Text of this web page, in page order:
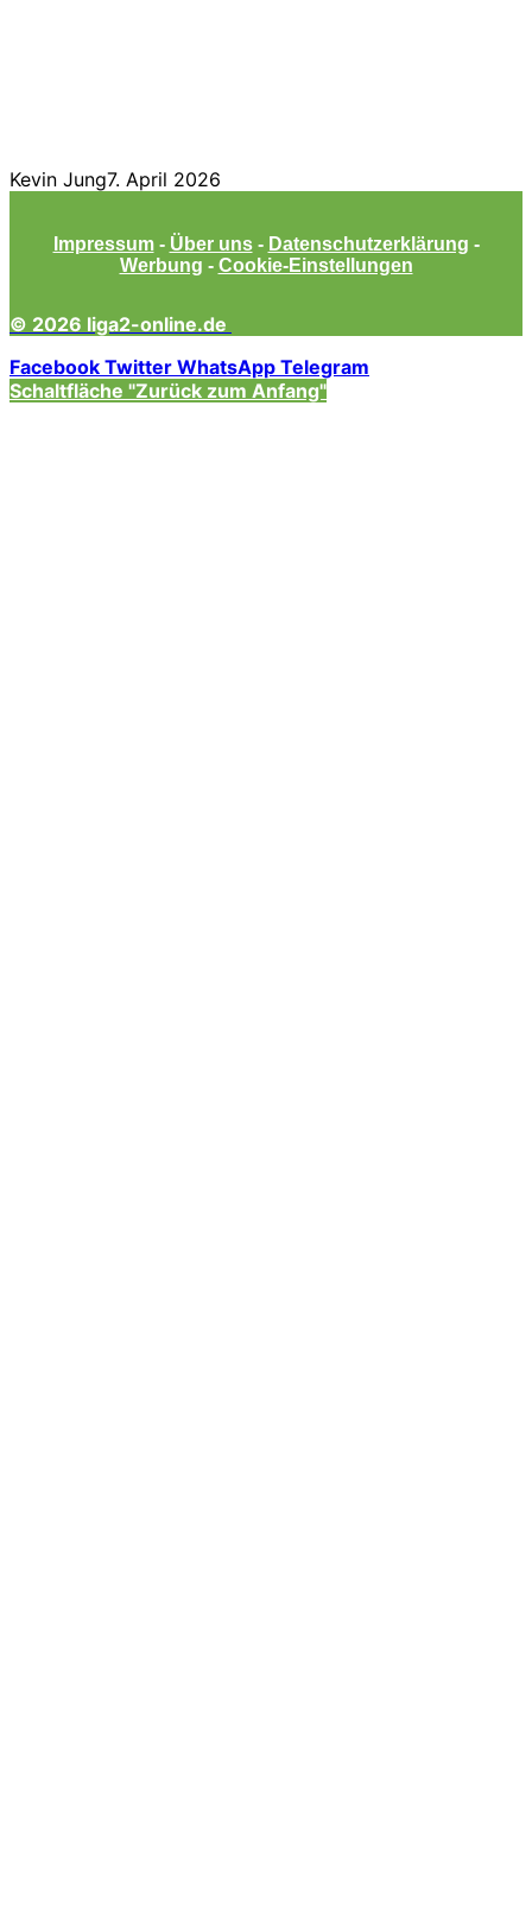
Kevin Jung7. April 2026
Impressum - Über uns - Datenschutzerklärung -
Werbung - Cookie-Einstellungen
© 2026 liga2-online.de
Facebook Twitter WhatsApp Telegram
Schaltfläche "Zurück zum Anfang"